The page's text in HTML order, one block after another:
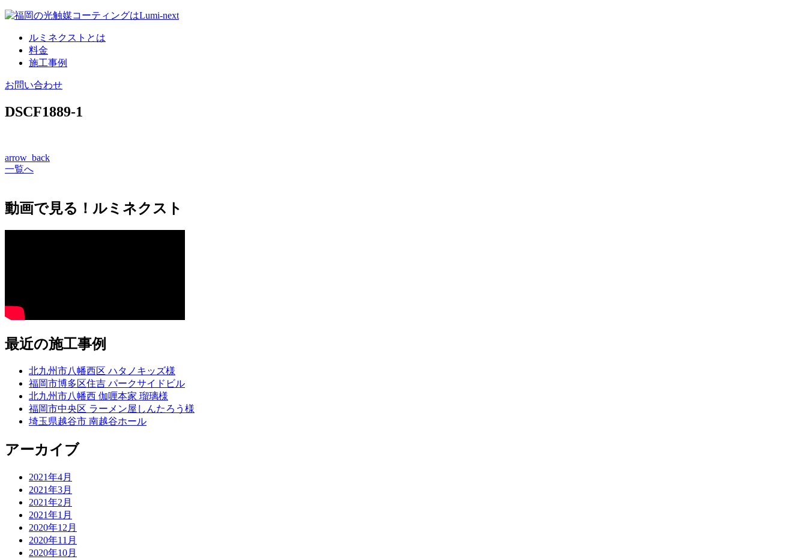
コ
ルミネクストとは
料金
施工事例
お問い合わせ
DSCF1889-1
arrow_back
一覧へ
動画で見る！ルミネクスト
最近の施工事例
北九州市八幡西区 ハタノキッズ様
福岡市博多区住吉 パークサイドビル
北九州市八幡西 伽喱本家 瑠璃様
福岡市中央区 ラーメン屋しんたろう様
埼玉県越谷市 南越谷ホール
アーカイブ
2021年4月
2021年3月
2021年2月
2021年1月
2020年12月
2020年11月
2020年10月